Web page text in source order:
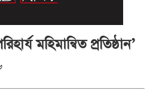
মহিমান্বিত প্রতিষ্ঠান’